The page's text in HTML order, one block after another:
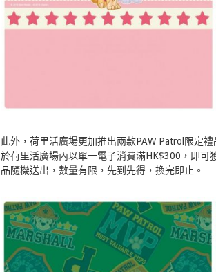
此外，荷里活廣場更加推出兩款PAW Patrol限定
於荷里活廣場內以單一電子消費滿HK$300，即可
品隨機送出，數量有限，先到先得，換完即止。